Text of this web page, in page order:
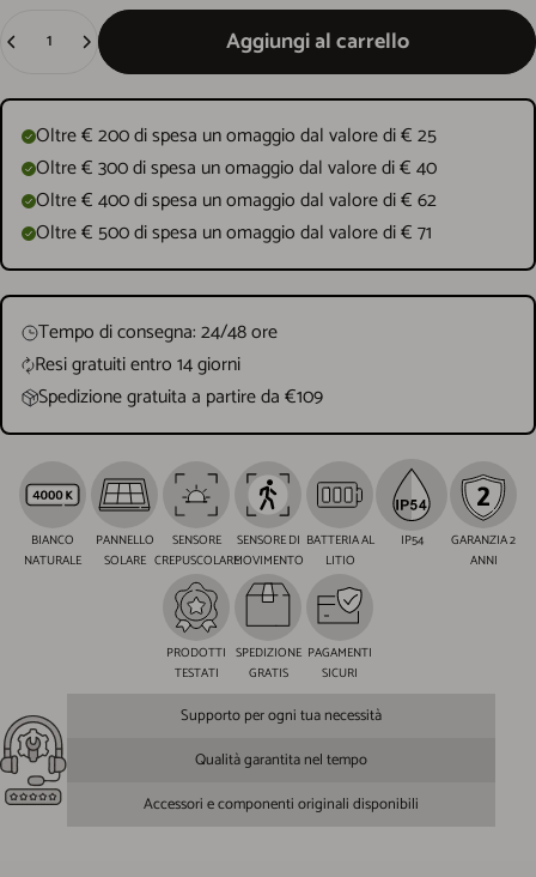
Aggiungi al carrello
Oltre € 200 di spesa un omaggio dal valore di € 25
Oltre € 300 di spesa un omaggio dal valore di € 40
Oltre € 400 di spesa un omaggio dal valore di € 62
Oltre € 500 di spesa un omaggio dal valore di € 71
Tempo di consegna: 24/48 ore
Resi gratuiti entro 14 giorni
Spedizione gratuita a partire da €109
BIANCO
NATURALE
PANNELLO
SOLARE
SENSORE
CREPUSCOLARE
SENSORE DI
MOVIMENTO
BATTERIA AL
LITIO
IP54
GARANZIA 2
ANNI
PRODOTTI
TESTATI
SPEDIZIONE
GRATIS
PAGAMENTI
SICURI
Supporto per ogni tua necessità
Qualità garantita nel tempo
Accessori e componenti originali disponibili